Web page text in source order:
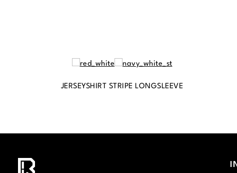
JERSEYSHIRT STRIPE LONGSLEEVE